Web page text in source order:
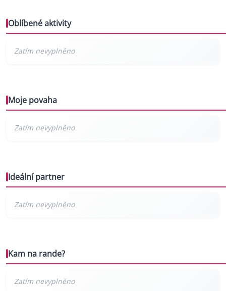
Oblíbené aktivity
Moje povaha
Ideální partner
Kam na rande?